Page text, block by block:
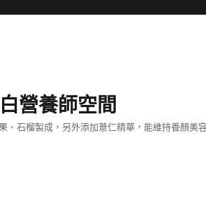
營養師空間
、石榴製成，另外添加薏仁精華，能維持養顏美